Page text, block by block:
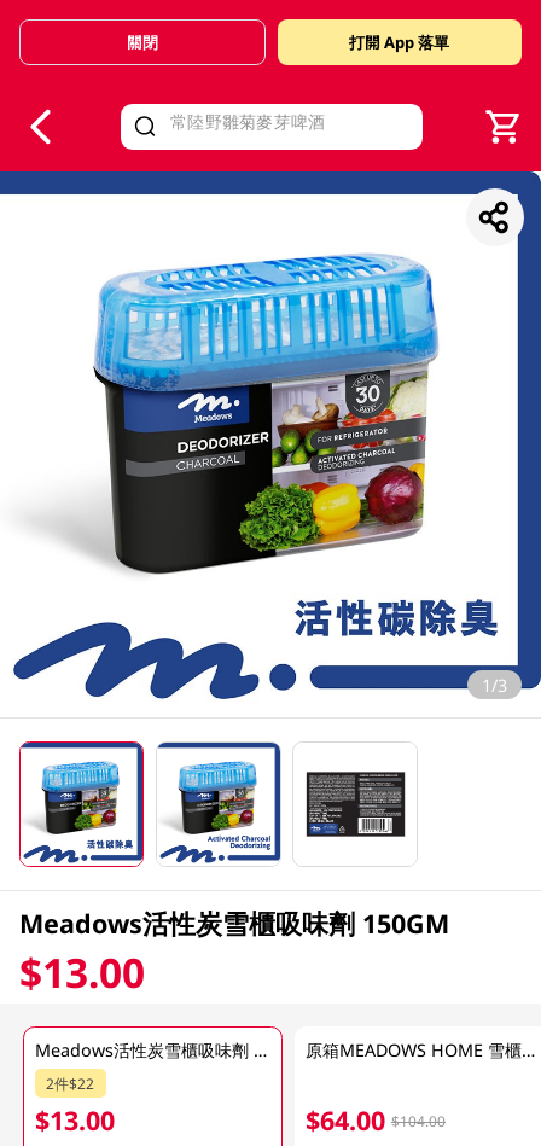
Valid Until 30 June 2026
關閉 打開 App 落單
1/3
Meadows活性炭雪櫃吸味劑 150GM
$13.00
Meadows活性炭雪櫃吸味劑 150GM
2件$22
$13.00
原箱MEADOWS HOME 雪櫃吸味劑 8 X 150 GM
$64.00 $104.00